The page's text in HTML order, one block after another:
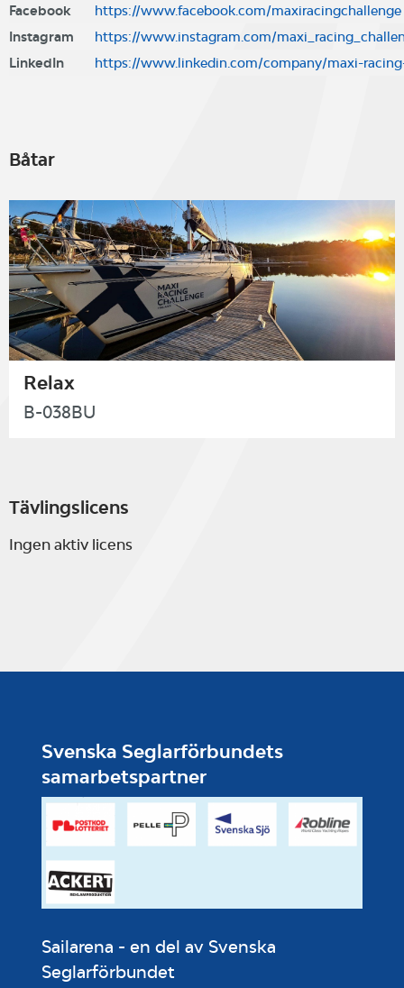
Facebook
https://www.facebook.com/maxiracingchallenge
Instagram
https://www.instagram.com/
LinkedIn
https://www.linkedin.com/company/maxi-
Båtar
Relax
B-038BU
Tävlingslicens
Ingen aktiv licens
Svenska Seglarförbundets
samarbetspartner
Sailarena - en del av Svenska
Seglarförbundet